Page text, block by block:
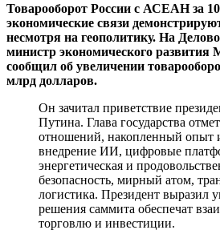
Товарооборот России с АСЕАН за
экономические связи
несмотря на геополитику. На
министр экономического
сообщил об увеличении
млрд долларов.
Он зачитал приветствие
Путина. Глава государства
отношений, накопленный опыт
внедрение ИИ, цифровые
энергетическая и
безопасность, мирный атом,
логистика. Президент выразил
решения саммита обеспечат
торговлю и инвестиции.